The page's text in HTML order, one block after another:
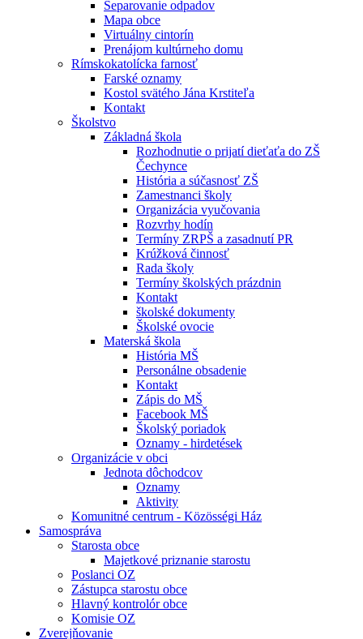
Separovanie odpadov
Mapa obce
Virtuálny cintorín
Prenájom kultúrneho domu
Rímskokatolícka farnosť
Farské oznamy
Kostol svätého Jána Krstiteľa
Kontakt
Školstvo
Základná škola
Rozhodnutie o prijatí dieťaťa do ZŠ
Čechynce
História a súčasnosť ZŠ
Zamestnanci školy
Organizácia vyučovania
Rozvrhy hodín
Termíny ZRPŠ a zasadnutí PR
Krúžková činnosť
Rada školy
Termíny školských prázdnin
Kontakt
školské dokumenty
Školské ovocie
Materská škola
História MŠ
Personálne obsadenie
Kontakt
Zápis do MŠ
Facebook MŠ
Školský poriadok
Oznamy - hirdetések
Organizácie v obci
Jednota dôchodcov
Oznamy
Aktivity
Komunitné centrum - Közösségi Ház
Samospráva
Starosta obce
Majetkové priznanie starostu
Poslanci OZ
Zástupca starostu obce
Hlavný kontrolór obce
Komisie OZ
Zverejňovanie